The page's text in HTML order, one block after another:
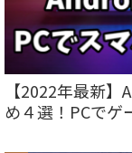
【2022年最新
め４選！PCでゲ